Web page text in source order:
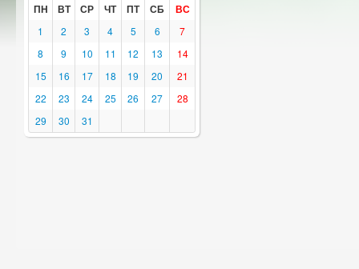
ПН ВТ СР ЧТ ПТ СБ ВС
1 2 3 4 5 6
7
8
9 10 11 12 13
14
15
16 17 18 19 20
21
22
23 24 25 26 27
28
29
30 31